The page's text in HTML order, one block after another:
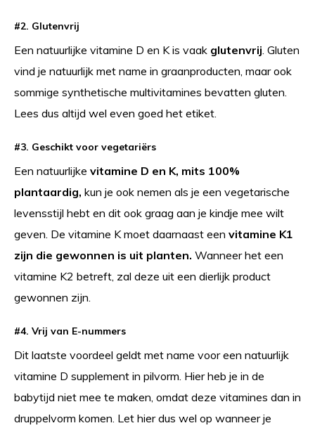
#2. Glutenvrij
Een natuurlijke vitamine D en K is vaak glutenvrij . Gluten
vind je natuurlijk met name in graanproducten, maar ook
sommige synthetische multivitamines bevatten gluten.
Lees dus altijd wel even goed het etiket.
#3. Geschikt voor vegetariërs
Een natuurlijke vitamine D en K, mits 100%
plantaardig, kun je ook nemen als je een vegetarische
levensstijl hebt en dit ook graag aan je kindje mee wilt
geven. De vitamine K moet daarnaast een vitamine K1
zijn die gewonnen is uit planten. Wanneer het een
vitamine K2 betreft, zal deze uit een dierlijk product
gewonnen zijn.
#4. Vrij van E-nummers
Dit laatste voordeel geldt met name voor een natuurlijk
vitamine D supplement in pilvorm. Hier heb je in de
babytijd niet mee te maken, omdat deze vitamines dan in
druppelvorm komen. Let hier dus wel op wanneer je